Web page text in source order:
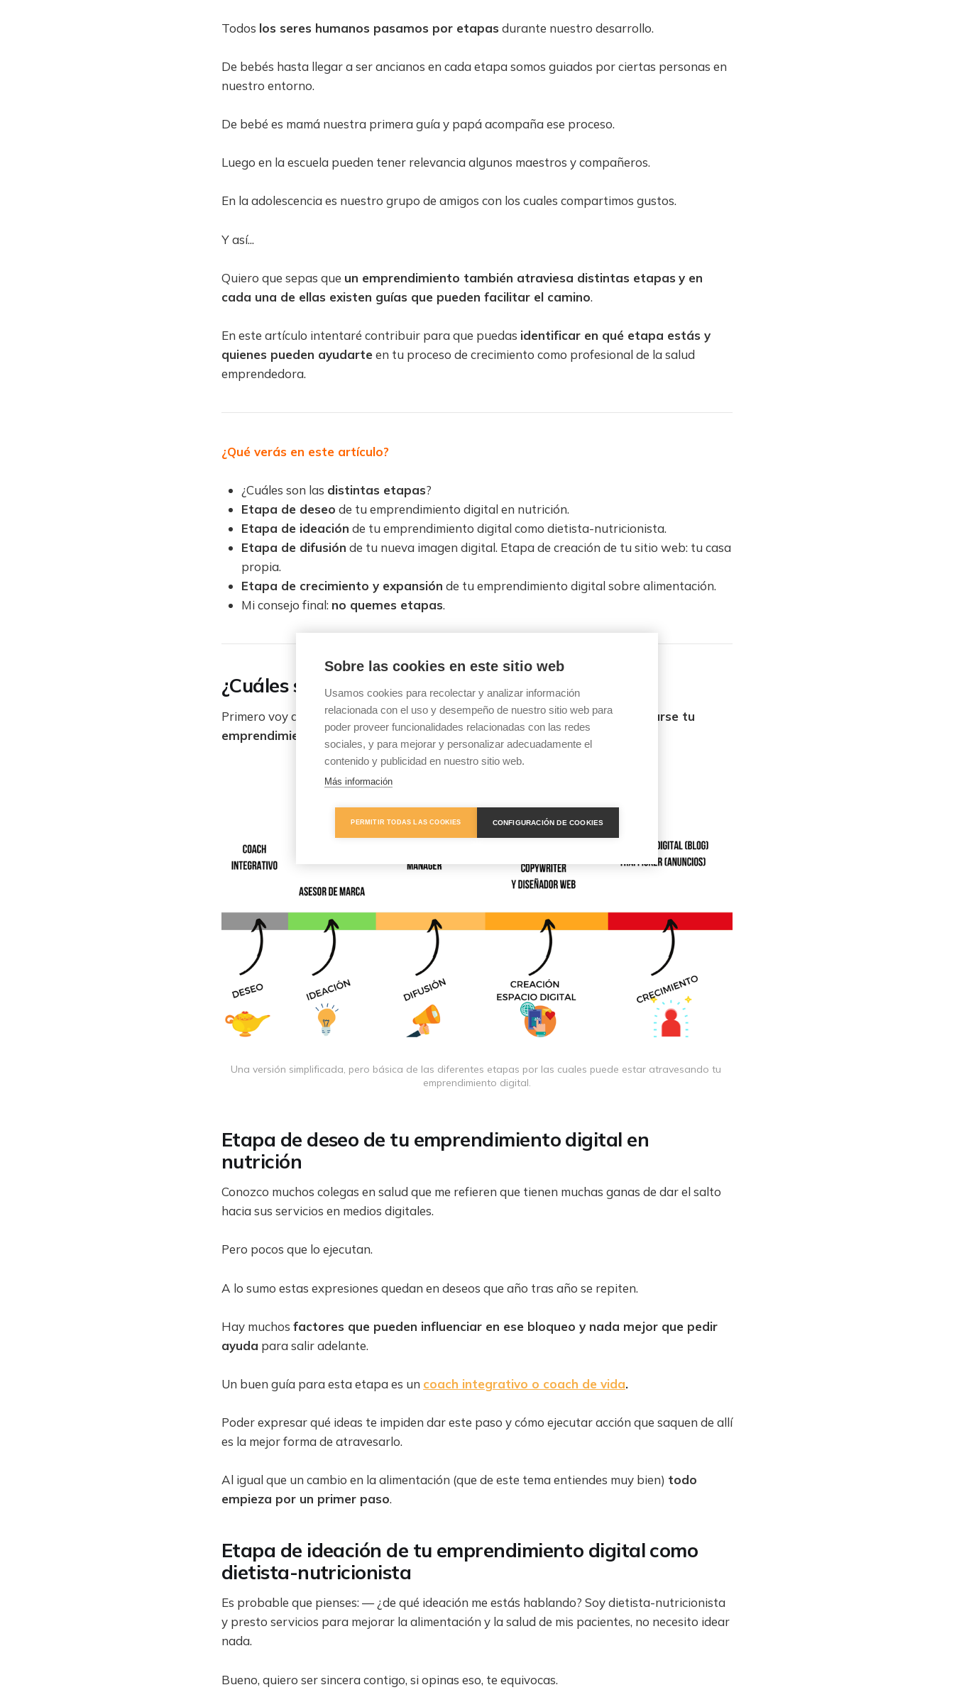
Todos los seres humanos pasamos por etapas durante nuestro desarrollo.
De bebés hasta llegar a ser ancianos en cada etapa somos guiados por ciertas personas en
nuestro entorno.
De bebé es mamá nuestra primera guía y papá acompaña ese proceso.
Luego en la escuela pueden tener relevancia algunos maestros y compañeros.
En la adolescencia es nuestro grupo de amigos con los cuales compartimos gustos.
Y así...
Quiero que sepas que un emprendimiento también atraviesa distintas etapas y en
cada una de ellas existen guías que pueden facilitar el camino.
En este artículo intentaré contribuir para que puedas identificar en qué etapa estás y
quienes pueden ayudarteen tu proceso de crecimiento como profesional de la salud
emprendedora.
¿Qué verás en este artículo?
¿Cuáles son las distintas etapas?
Etapa de deseo de tu emprendimiento digital en nutrición.
Etapa de ideación de tu emprendimiento digital como dietista-nutricionista.
Etapa de difusión de tu nueva imagen digital. Etapa de creación de tu sitio web: tu casa
propia.
Etapa de crecimiento y expansión de tu emprendimiento digital sobre alimentación.
Mi consejo final: no quemes etapas.
¿Cuáles son las distintas etapas?
Primero voy a representarlas diferentes etapas en las que puede encontrarse tu
emprendimiento digital como dietista-nutricionista.
Una versión simplificada, pero básica de las diferentes etapas por las cuales puede estar atravesando tu
emprendimiento digital.
Etapa de deseo de tu emprendimiento digital en
nutrición
Conozco muchos colegas en salud que me refieren que tienen muchas ganas de dar el salto
hacia sus servicios en medios digitales.
Pero pocos que lo ejecutan.
A lo sumo estas expresiones quedan en deseos que año tras año se repiten.
Hay muchos factores que pueden influenciar en ese bloqueo y nada mejor que pedir
ayuda para salir adelante.
Un buen guía para esta etapa es un coach integrativo o coach de vida.
Poder expresar qué ideas te impiden dar este paso y cómo ejecutar acción que saquen de allí
es la mejor forma de atravesarlo.
Al igual que un cambio en la alimentación (que de este tema entiendes muy bien) todo
empieza por un primer paso.
Etapa de ideación de tu emprendimiento digital como
dietista-nutricionista
Es probable que pienses: — ¿de qué ideación me estás hablando? Soy dietista-nutricionista
y presto servicios para mejorar la alimentación y la salud de mis pacientes, no necesito idear
nada.
Bueno, quiero ser sincera contigo, si opinas eso, te equivocas.
Sobre las cookies en este sitio web
Usamos cookies para recolectar y analizar información
relacionada con el uso y desempeño de nuestro sitio web para
poder proveer funcionalidades relacionadas con las redes
sociales, y para mejorar y personalizar adecuadamente el
contenido y publicidad en nuestro sitio web.
Más información
PERMITIR TODAS LAS COOKIES CONFIGURACIÓN DE COOKIES